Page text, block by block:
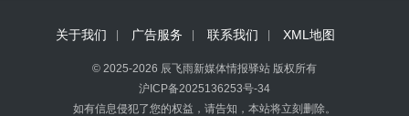
关于我们 广告服务 联系我们 XML地图
© 2025-2026 辰飞雨新媒体情报驿站 版权所有
沪ICP备2025136253号-34
如有信息侵犯了您的权益，请告知，本站将立刻删除。